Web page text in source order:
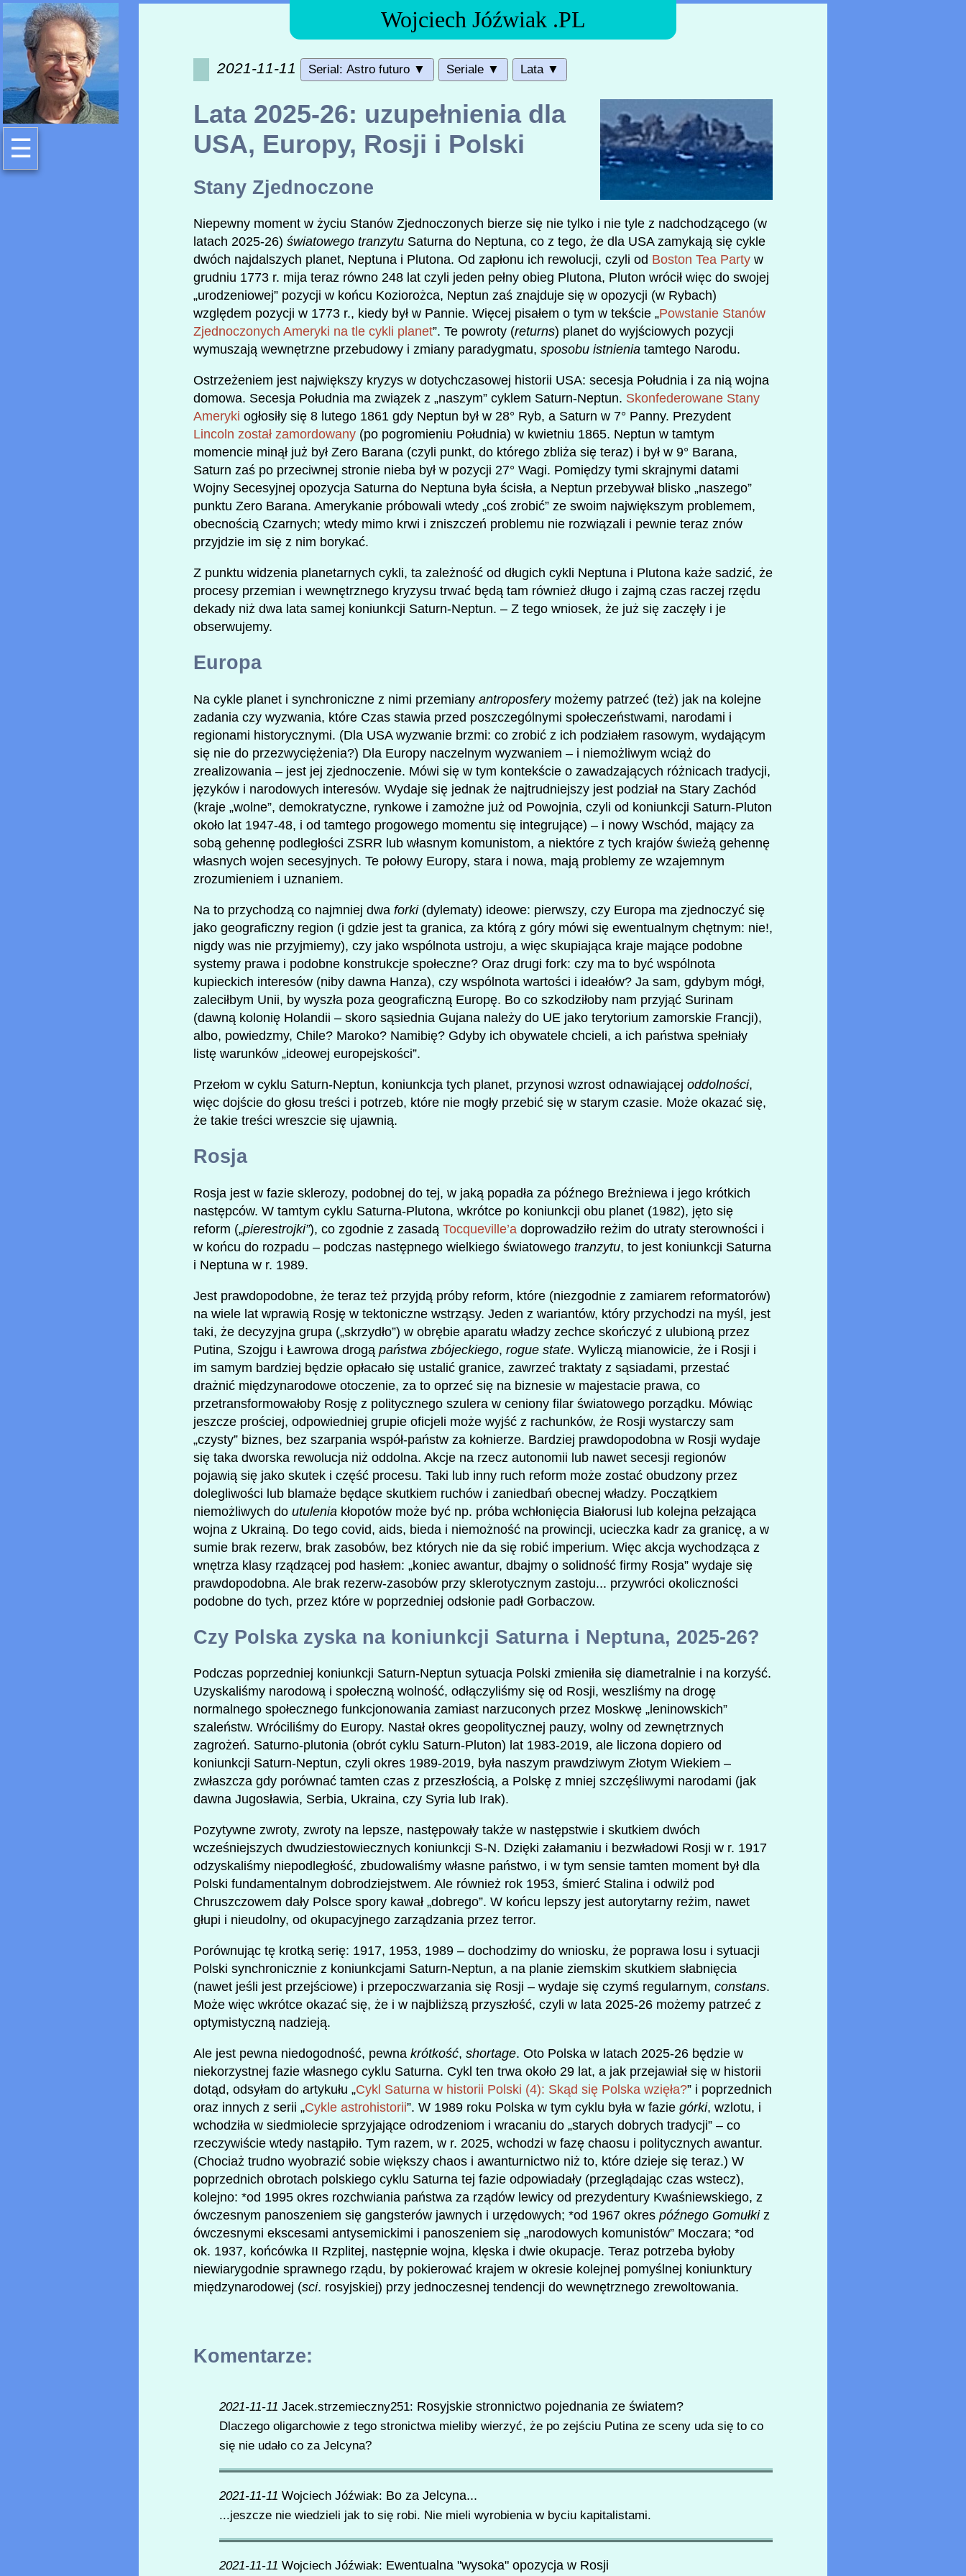
Wojciech Jóźwiak .PL
2021-11-11 Serial: Astro futuro ▼ Seriale ▼ Lata ▼
Lata 2025-26: uzupełnienia dla
USA, Europy, Rosji i Polski
Stany Zjednoczone
Niepewny moment w życiu Stanów Zjednoczonych bierze się nie tylko i nie tyle z nadchodzącego (w
latach 2025-26) światowego tranzytuSaturna do Neptuna, co z tego, że dla USA zamykają się cykle
dwóch najdalszych planet, Neptuna i Plutona. Od zapłonu ich rewolucji, czyli od Boston Tea Partyw
grudniu 1773 r. mija teraz równo 248 lat czyli jeden pełny obieg Plutona, Pluton wrócił więc do swojej
„urodzeniowej” pozycji w końcu Koziorożca, Neptun zaś znajduje się w opozycji (w Rybach)
względem pozycji w 1773 r., kiedy był w Pannie. Więcej pisałem o tym w tekście „Powstanie Stanów
Zjednoczonych Ameryki na tle cykli planet”. Te powroty (returns) planet do wyjściowych pozycji
wymuszają wewnętrzne przebudowy i zmiany paradygmatu, sposobu istnieniatamtego Narodu.
Ostrzeżeniem jest największy kryzys w dotychczasowej historii USA: secesja Południa i za nią wojna
domowa. Secesja Południa ma związek z „naszym” cyklem Saturn-Neptun. Skonfederowane Stany
Ameryki ogłosiły się 8 lutego 1861 gdy Neptun był w 28° Ryb, a Saturn w 7° Panny. Prezydent
Lincoln został zamordowany(po pogromieniu Południa) w kwietniu 1865. Neptun w tamtym
momencie minął już był Zero Barana (czyli punkt, do którego zbliża się teraz) i był w 9° Barana,
Saturn zaś po przeciwnej stronie nieba był w pozycji 27° Wagi. Pomiędzy tymi skrajnymi datami
Wojny Secesyjnej opozycja Saturna do Neptuna była ścisła, a Neptun przebywał blisko „naszego”
punktu Zero Barana. Amerykanie próbowali wtedy „coś zrobić” ze swoim największym problemem,
obecnością Czarnych; wtedy mimo krwi i zniszczeń problemu nie rozwiązali i pewnie teraz znów
przyjdzie im się z nim borykać.
Z punktu widzenia planetarnych cykli, ta zależność od długich cykli Neptuna i Plutona każe sadzić, że
procesy przemian i wewnętrznego kryzysu trwać będą tam również długo i zajmą czas raczej rzędu
dekady niż dwa lata samej koniunkcji Saturn-Neptun. – Z tego wniosek, że już się zaczęły i je
obserwujemy.
Europa
Na cykle planet i synchroniczne z nimi przemiany antroposferymożemy patrzeć (też) jak na kolejne
zadania czy wyzwania, które Czas stawia przed poszczególnymi społeczeństwami, narodami i
regionami historycznymi. (Dla USA wyzwanie brzmi: co zrobić z ich podziałem rasowym, wydającym
się nie do przezwyciężenia?) Dla Europy naczelnym wyzwaniem – i niemożliwym wciąż do
zrealizowania – jest jej zjednoczenie. Mówi się w tym kontekście o zawadzających różnicach tradycji,
języków i narodowych interesów. Wydaje się jednak że najtrudniejszy jest podział na Stary Zachód
(kraje „wolne”, demokratyczne, rynkowe i zamożne już od Powojnia, czyli od koniunkcji Saturn-Pluton
około lat 1947-48, i od tamtego progowego momentu się integrujące) – i nowy Wschód, mający za
sobą gehennę podległości ZSRR lub własnym komunistom, a niektóre z tych krajów świeżą gehennę
własnych wojen secesyjnych. Te połowy Europy, stara i nowa, mają problemy ze wzajemnym
zrozumieniem i uznaniem.
Na to przychodzą co najmniej dwa forki(dylematy) ideowe: pierwszy, czy Europa ma zjednoczyć się
jako geograficzny region (i gdzie jest ta granica, za którą z góry mówi się ewentualnym chętnym: nie!,
nigdy was nie przyjmiemy), czy jako wspólnota ustroju, a więc skupiająca kraje mające podobne
systemy prawa i podobne konstrukcje społeczne? Oraz drugi fork: czy ma to być wspólnota
kupieckich interesów (niby dawna Hanza), czy wspólnota wartości i ideałów? Ja sam, gdybym mógł,
zaleciłbym Unii, by wyszła poza geograficzną Europę. Bo co szkodziłoby nam przyjąć Surinam
(dawną kolonię Holandii – skoro sąsiednia Gujana należy do UE jako terytorium zamorskie Francji),
albo, powiedzmy, Chile? Maroko? Namibię? Gdyby ich obywatele chcieli, a ich państwa spełniały
listę warunków „ideowej europejskości”.
Przełom w cyklu Saturn-Neptun, koniunkcja tych planet, przynosi wzrost odnawiającej oddolności,
więc dojście do głosu treści i potrzeb, które nie mogły przebić się w starym czasie. Może okazać się,
że takie treści wreszcie się ujawnią.
Rosja
Rosja jest w fazie sklerozy, podobnej do tej, w jaką popadła za późnego Breżniewa i jego krótkich
następców. W tamtym cyklu Saturna-Plutona, wkrótce po koniunkcji obu planet (1982), jęto się
reform („pierestrojki”), co zgodnie z zasadą Tocqueville’a doprowadziło reżim do utraty sterowności i
w końcu do rozpadu – podczas następnego wielkiego światowegotranzytu, to jest koniunkcji Saturna
i Neptuna w r. 1989.
Jest prawdopodobne, że teraz też przyjdą próby reform, które (niezgodnie z zamiarem reformatorów)
na wiele lat wprawią Rosję w tektoniczne wstrząsy. Jeden z wariantów, który przychodzi na myśl, jest
taki, że decyzyjna grupa („skrzydło”) w obrębie aparatu władzy zechce skończyć z ulubioną przez
Putina, Szojgu i Ławrowa drogą państwa zbójeckiego, rogue state. Wyliczą mianowicie, że i Rosji i
im samym bardziej będzie opłacało się ustalić granice, zawrzeć traktaty z sąsiadami, przestać
drażnić międzynarodowe otoczenie, za to oprzeć się na biznesie w majestacie prawa, co
przetransformowałoby Rosję z politycznego szulera w ceniony filar światowego porządku. Mówiąc
jeszcze prościej, odpowiedniej grupie oficjeli może wyjść z rachunków, że Rosji wystarczy sam
„czysty” biznes, bez szarpania współ-państw za kołnierze. Bardziej prawdopodobna w Rosji wydaje
się taka dworska rewolucja niż oddolna. Akcje na rzecz autonomii lub nawet secesji regionów
pojawią się jako skutek i część procesu. Taki lub inny ruch reform może zostać obudzony przez
dolegliwości lub blamaże będące skutkiem ruchów i zaniedbań obecnej władzy. Początkiem
niemożliwych do utulenia kłopotów może być np. próba wchłonięcia Białorusi lub kolejna pełzająca
wojna z Ukrainą. Do tego covid, aids, bieda i niemożność na prowincji, ucieczka kadr za granicę, a w
sumie brak rezerw, brak zasobów, bez których nie da się robić imperium. Więc akcja wychodząca z
wnętrza klasy rządzącej pod hasłem: „koniec awantur, dbajmy o solidność firmy Rosja” wydaje się
prawdopodobna. Ale brak rezerw-zasobów przy sklerotycznym zastoju... przywróci okoliczności
podobne do tych, przez które w poprzedniej odsłonie padł Gorbaczow.
Czy Polska zyska na koniunkcji Saturna i Neptuna, 2025-26?
Podczas poprzedniej koniunkcji Saturn-Neptun sytuacja Polski zmieniła się diametralnie i na korzyść.
Uzyskaliśmy narodową i społeczną wolność, odłączyliśmy się od Rosji, weszliśmy na drogę
normalnego społecznego funkcjonowania zamiast narzuconych przez Moskwę „leninowskich”
szaleństw. Wróciliśmy do Europy. Nastał okres geopolitycznej pauzy, wolny od zewnętrznych
zagrożeń. Saturno-plutonia (obrót cyklu Saturn-Pluton) lat 1983-2019, ale liczona dopiero od
koniunkcji Saturn-Neptun, czyli okres 1989-2019, była naszym prawdziwym Złotym Wiekiem –
zwłaszcza gdy porównać tamten czas z przeszłością, a Polskę z mniej szczęśliwymi narodami (jak
dawna Jugosławia, Serbia, Ukraina, czy Syria lub Irak).
Pozytywne zwroty, zwroty na lepsze, następowały także w następstwie i skutkiem dwóch
wcześniejszych dwudziestowiecznych koniunkcji S-N. Dzięki załamaniu i bezwładowi Rosji w r. 1917
odzyskaliśmy niepodległość, zbudowaliśmy własne państwo, i w tym sensie tamten moment był dla
Polski fundamentalnym dobrodziejstwem. Ale również rok 1953, śmierć Stalina i odwilż pod
Chruszczowem dały Polsce spory kawał „dobrego”. W końcu lepszy jest autorytarny reżim, nawet
głupi i nieudolny, od okupacyjnego zarządzania przez terror.
Porównując tę krotką serię: 1917, 1953, 1989 – dochodzimy do wniosku, że poprawa losu i sytuacji
Polski synchronicznie z koniunkcjami Saturn-Neptun, a na planie ziemskim skutkiem słabnięcia
(nawet jeśli jest przejściowe) i przepoczwarzania się Rosji – wydaje się czymś regularnym, constans.
Może więc wkrótce okazać się, że i w najbliższą przyszłość, czyli w lata 2025-26 możemy patrzeć z
optymistyczną nadzieją.
Ale jest pewna niedogodność, pewna krótkość, shortage. Oto Polska w latach 2025-26 będzie w
niekorzystnej fazie własnego cyklu Saturna. Cykl ten trwa około 29 lat, a jak przejawiał się w historii
dotąd, odsyłam do artykułu „Cykl Saturna w historii Polski (4): Skąd się Polska wzięła?” i poprzednich
oraz innych z serii „Cykle astrohistorii”. W 1989 roku Polska w tym cyklu była w fazie górki, wzlotu, i
wchodziła w siedmiolecie sprzyjające odrodzeniom i wracaniu do „starych dobrych tradycji” – co
rzeczywiście wtedy nastąpiło. Tym razem, w r. 2025, wchodzi w fazę chaosu i politycznych awantur.
(Chociaż trudno wyobrazić sobie większy chaos i awanturnictwo niż to, które dzieje się teraz.) W
poprzednich obrotach polskiego cyklu Saturna tej fazie odpowiadały (przeglądając czas wstecz),
kolejno: *od 1995 okres rozchwiania państwa za rządów lewicy od prezydentury Kwaśniewskiego, z
ówczesnym panoszeniem się gangsterów jawnych i urzędowych; *od 1967 okres późnego Gomułkiz
ówczesnymi ekscesami antysemickimi i panoszeniem się „narodowych komunistów” Moczara; *od
ok. 1937, końcówka II Rzplitej, następnie wojna, klęska i dwie okupacje. Teraz potrzeba byłoby
niewiarygodnie sprawnego rządu, by pokierować krajem w okresie kolejnej pomyślnej koniunktury
międzynarodowej (sci. rosyjskiej) przy jednoczesnej tendencji do wewnętrznego zrewoltowania.
Komentarze:
2021-11-11 Jacek.strzemieczny251: Rosyjskie stronnictwo pojednania ze światem?
Dlaczego oligarchowie z tego stronictwa mieliby wierzyć, że po zejściu Putina ze sceny uda się to co
się nie udało co za Jelcyna?
2021-11-11 Wojciech Jóźwiak: Bo za Jelcyna...
...jeszcze nie wiedzieli jak to się robi. Nie mieli wyrobienia w byciu kapitalistami.
2021-11-11 Wojciech Jóźwiak: Ewentualna "wysoka" opozycja w Rosji
☰